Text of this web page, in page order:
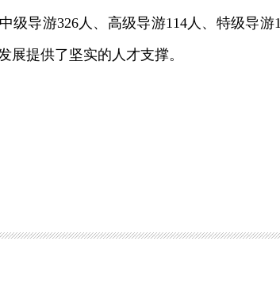
级导游326人、高级导游114人、特级导
展提供了坚实的人才支撑。